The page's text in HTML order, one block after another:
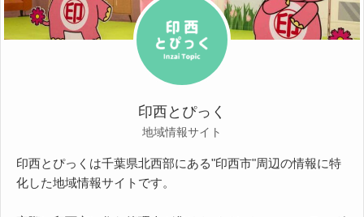
印西とぴっく
地域情報サイト
印西とぴっくは千葉県北西部にある"印西市"周辺の情報に特
化した地域情報サイトです。